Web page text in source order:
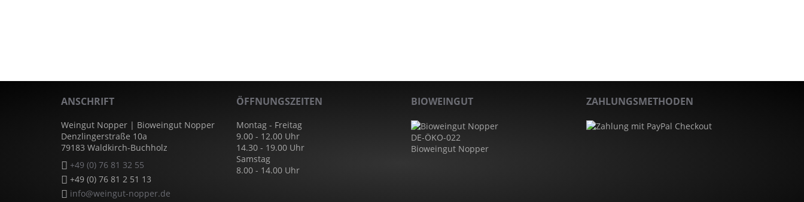
ANSCHRIFT
Weingut Nopper | Bioweingut Nopper
Denzlingerstraße 10a
79183 Waldkirch-Buchholz
+49 (0) 76 81 32 55
+49 (0) 76 81 2 51 13
info@weingut-nopper.de
ÖFFNUNGSZEITEN
Montag - Freitag
9.00 - 12.00 Uhr
14.30 - 19.00 Uhr
Samstag
8.00 - 14.00 Uhr
BIOWEINGUT
DE-ÖKO-022
Bioweingut Nopper
ZAHLUNGSMETHODEN